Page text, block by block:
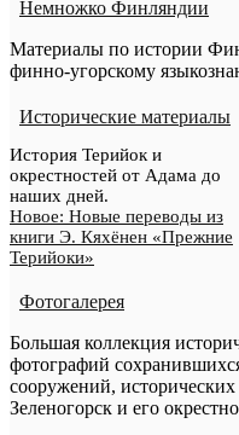
Немножко Финляндии
Материалы по истории
финно-угорскому
Исторические материалы
История Терийок и
окрестностей от Адама до
наших дней.
Новое: Новые переводы из
книги Э. Кяхёнен «Прежние
Терийоки»
Фотогалерея
Большая коллекция
фотографий
сооружений,
Зеленогорск и его